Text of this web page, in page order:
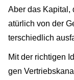
Aber das Kapital,
atürlich von der
terschiedlich
Mit der richtigen
gen